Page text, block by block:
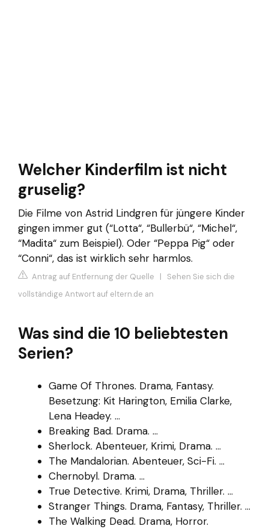
Welcher Kinderfilm ist nicht
gruselig?
Die Filme von Astrid Lindgren für jüngere Kinder
gingen immer gut (“Lotta“, “Bullerbü“, “Michel“,
“Madita“ zum Beispiel). Oder “Peppa Pig“ oder
“Conni“, das ist wirklich sehr harmlos.
Antrag auf Entfernung der Quelle | Sehen Sie sich die
vollständige Antwort auf eltern.de an
Was sind die 10 beliebtesten
Serien?
Game Of Thrones. Drama, Fantasy.
Besetzung: Kit Harington, Emilia Clarke,
Lena Headey. ...
Breaking Bad. Drama. ...
Sherlock. Abenteuer, Krimi, Drama. ...
The Mandalorian. Abenteuer, Sci-Fi. ...
Chernobyl. Drama. ...
True Detective. Krimi, Drama, Thriller. ...
Stranger Things. Drama, Fantasy, Thriller. ...
The Walking Dead. Drama, Horror.